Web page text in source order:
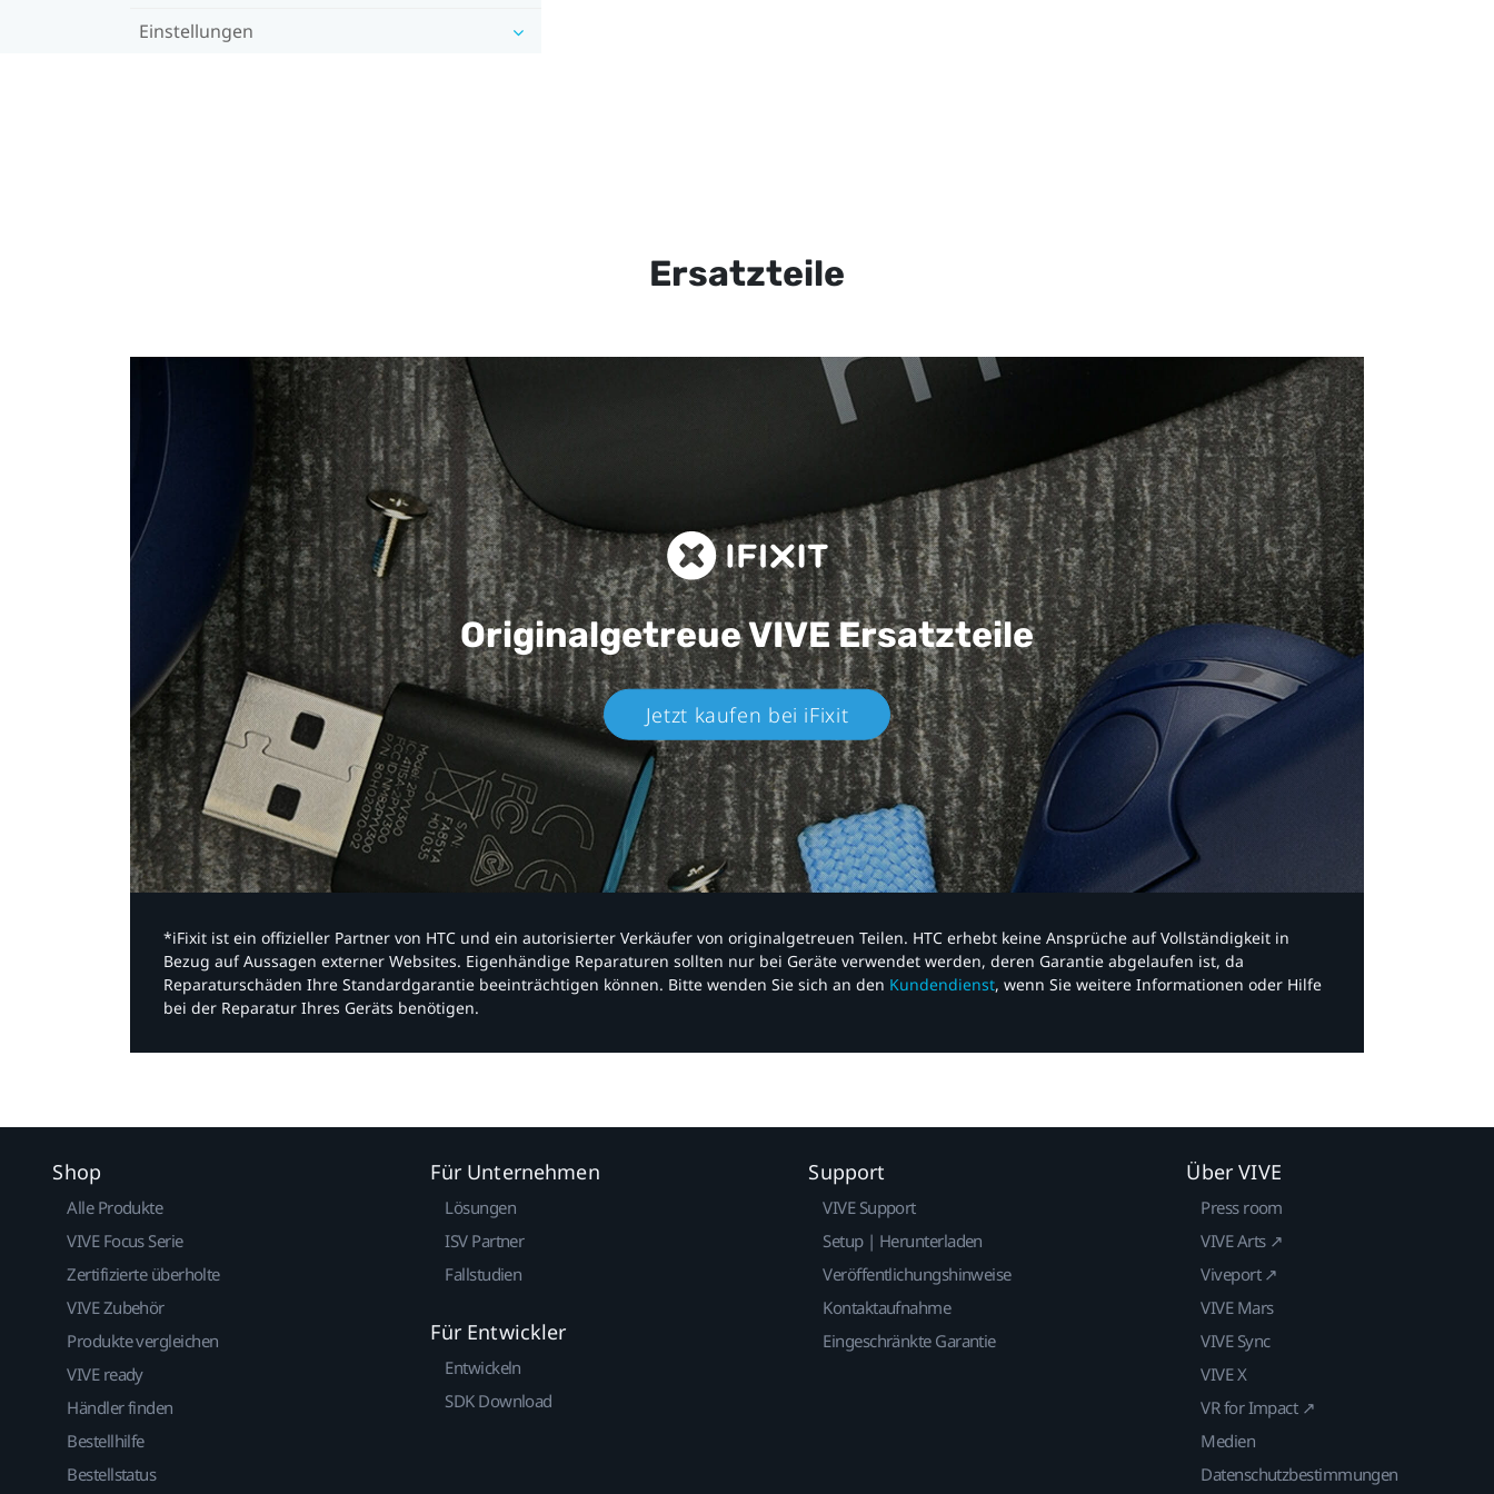
Einstellungen
Ersatzteile
Originalgetreue VIVEErsatzteile
Jetzt kaufen bei iFixit​
*iFixit ist ein offizieller Partner von HTC und ein autorisierter Verkäufer von originalgetreuen Teilen. HTC erhebt keine Ansprüche auf Vollständigkeit in
Bezug auf Aussagen externer Websites. Eigenhändige Reparaturen sollten nur bei Geräte verwendet werden, deren Garantie abgelaufen ist, da
Reparaturschäden Ihre Standardgarantie beeinträchtigen können. Bitte wenden Sie sich an den Kundendienst, wenn Sie weitere Informationen oder Hilfe
bei der Reparatur Ihres Geräts benötigen.​
Shop
Alle Produkte
VIVE Focus Serie
Zertifizierte überholte
VIVE Zubehör
Produkte vergleichen
VIVE ready
Händler finden
Bestellhilfe
Bestellstatus
Für Unternehmen
Lösungen
ISV Partner
Fallstudien
Für Entwickler
Entwickeln
SDK Download
Support
VIVE Support
Setup | Herunterladen
Veröffentlichungshinweise
Kontaktaufnahme
Eingeschränkte Garantie
Über VIVE
Press room
VIVE Arts ↗
Viveport ↗
VIVE Mars
VIVE Sync
VIVE X
VR for Impact ↗
Medien
Datenschutzbestimmungen